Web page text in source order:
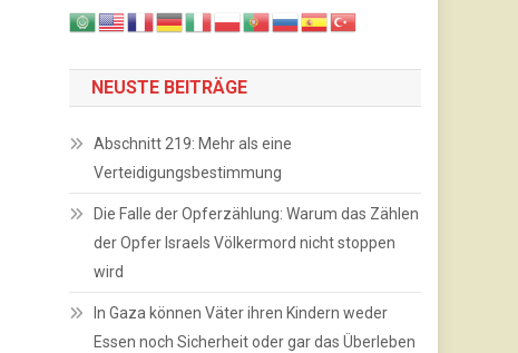
NEUSTE BEITRÄGE
Abschnitt 219: Mehr als eine
Verteidigungsbestimmung
Die Falle der Opferzählung: Warum das Zählen
der Opfer Israels Völkermord nicht stoppen
wird
In Gaza können Väter ihren Kindern weder
Essen noch Sicherheit oder gar das Überleben